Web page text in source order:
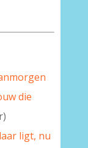
die
ligt, nu